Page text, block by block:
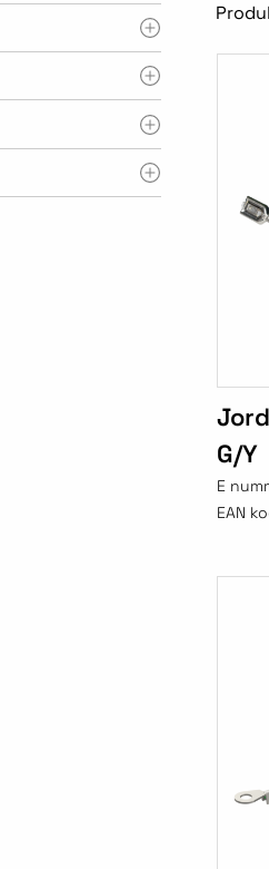
G/Y
E
EAN